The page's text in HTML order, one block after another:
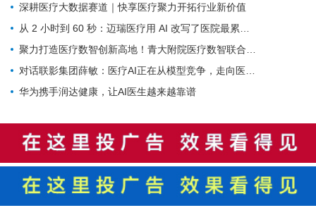
深耕医疗大数据赛道｜快享医疗聚力开拓行业新价值
从 2 小时到 60 秒：迈瑞医疗用 AI 改写了医院最累科室的工作方式
聚力打造医疗数智创新高地！青大附院医疗数智联合实验室正式启用
对话联影集团薛敏：医疗AI正在从模型竞争，走向医疗体系的重构
华为携手润达健康，让AI医生越来越靠谱